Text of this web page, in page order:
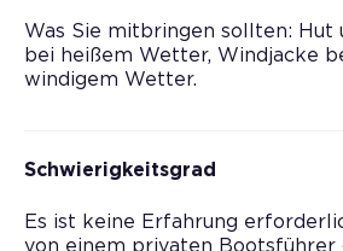
Was Sie mitbringen sollten: Hut
bei heißem Wetter, Windjacke
windigem Wetter.
Schwierigkeitsgrad
Es ist keine Erfahrung
von einem privaten Bootsführer